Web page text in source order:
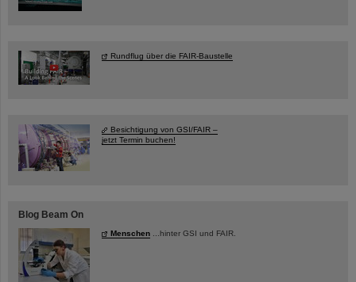
Rundflug über die FAIR-Baustelle
Besichtigung von GSI/FAIR –
jetzt Termin buchen!
Blog Beam On
Menschen ...hinter GSI und FAIR.